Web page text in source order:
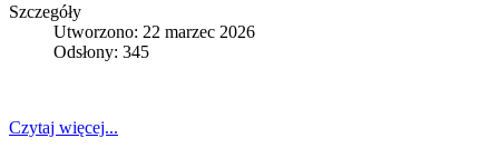
Szczegóły
Utworzono: 22 marzec 2026
Odsłony: 345
Czytaj więcej...